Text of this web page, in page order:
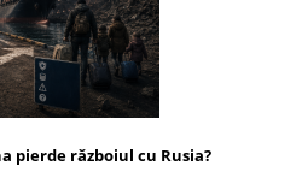
pierde războiul cu Rusia?